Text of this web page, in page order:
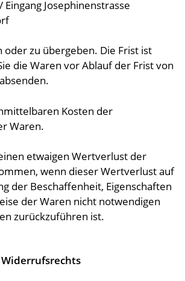
Eingang Josephinenstrasse
oder zu übergeben. Die Frist ist
die Waren vor Ablauf der Frist von
Kosten der
Waren.
etwaigen Wertverlust der
wenn dieser Wertverlust auf
der Beschaffenheit, Eigenschaften
der Waren nicht notwendigen
zurückzuführen ist.
Widerrufsrechts